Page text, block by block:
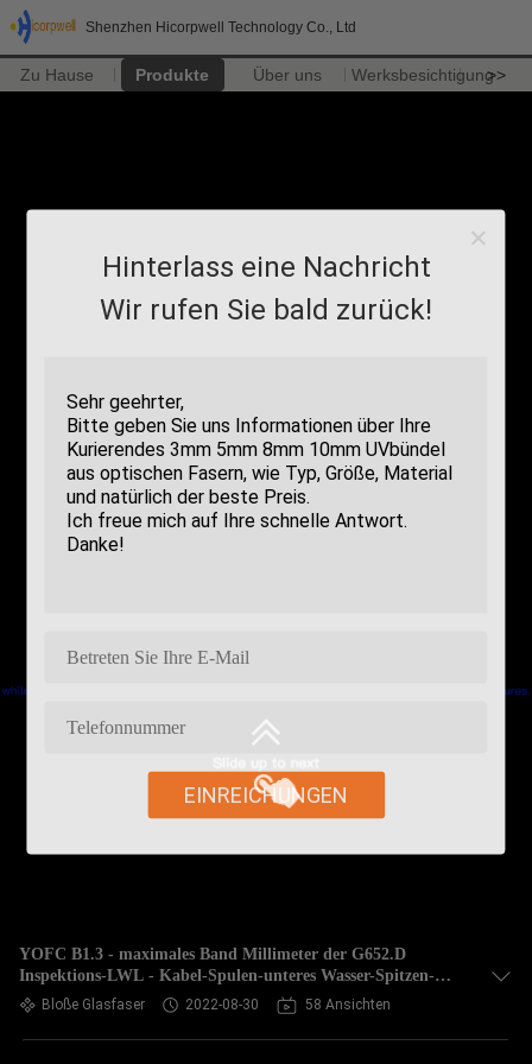
Shenzhen Hicorpwell Technology Co., Ltd
Zu Hause Produkte Über uns Werksbesichtigung>>
Hinterlass eine Nachricht
Wir rufen Sie bald zurück!
EINREICHUNGEN
YOFC B1.3 - maximales Band Millimeter der G652.D
Inspektions-LWL - Kabel-Spulen-unteres Wasser-Spitzen-
bloßes Faser-OM3 OM4
Bloße Glasfaser 2022-08-30 58 Ansichten